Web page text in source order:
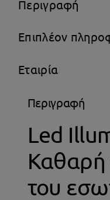
Περιγραφή
Επιπλέον
Εταιρία
Περιγραφή
Led
Καθαρή
του